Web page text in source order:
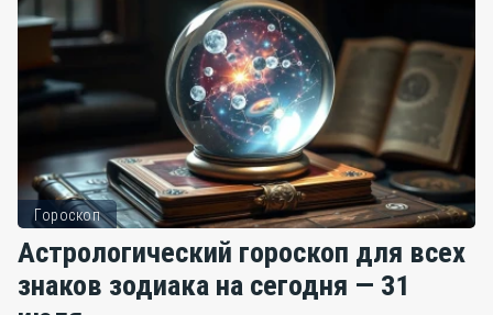
Гороскоп
Астрологический гороскоп для всех
знаков зодиака на сегодня — 31